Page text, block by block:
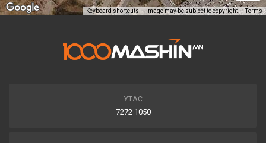
Keyboard shortcuts Image may be subject to copyright Terms
УТАС
7272 1050